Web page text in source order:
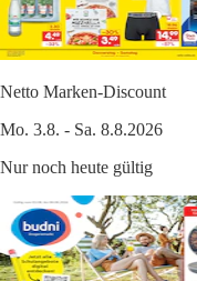
Netto Marken-Discount
Mo. 3.8. - Sa. 8.8.2026
Nur noch heute gültig